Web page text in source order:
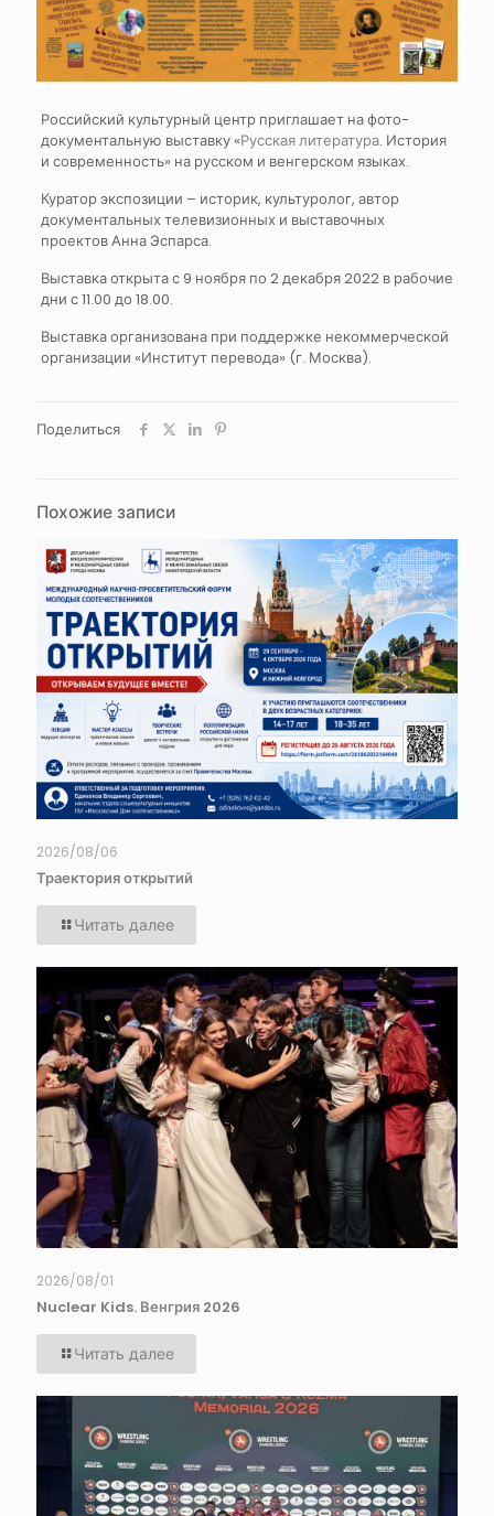
Российский культурный центр приглашает на фото-
документальную выставку «Русская литература. История
и современность» на русском и венгерском языках.
Куратор экспозиции – историк, культуролог, автор
документальных телевизионных и выставочных
проектов Анна Эспарса.
Выставка открыта с 9 ноября по 2 декабря 2022 в рабочие
дни с 11.00 до 18.00.
Выставка организована при поддержке некоммерческой
организации «Институт перевода» (г. Москва).
Поделиться
Похожие записи
2026/08/06
Траектория открытий
Читать далее
2026/08/01
Nuclear Kids. Венгрия 2026
Читать далее